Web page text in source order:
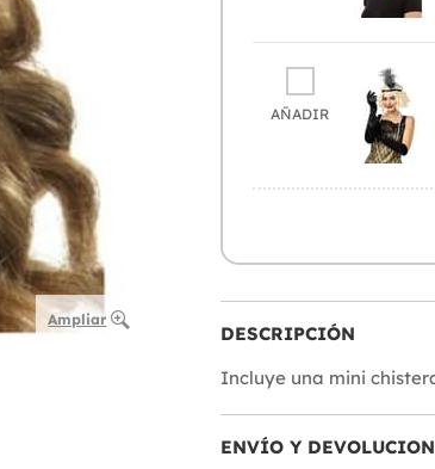
Ampliar
AÑADIR
DESCRIPCIÓN
Incluye una mini
ENVÍO Y